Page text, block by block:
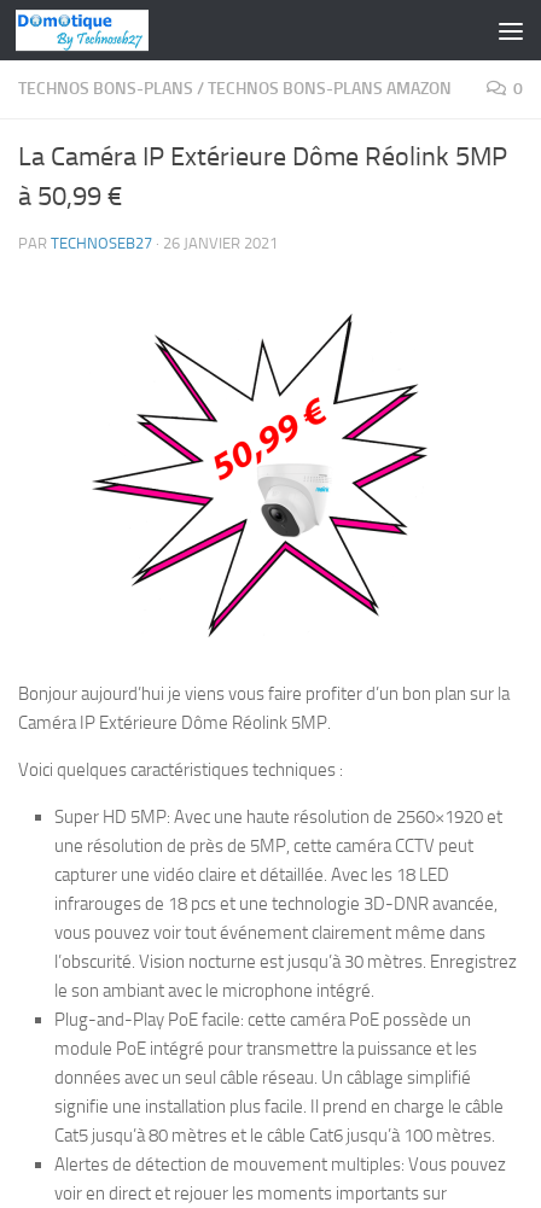
Skip to content
TECHNOS BONS-PLANS /TECHNOS BONS-PLANS AMAZON 0
La Caméra IP Extérieure Dôme Réolink 5MP
à 50,99 €
PAR TECHNOSEB27 · 26 JANVIER 2021
Bonjour aujourd’hui je viens vous faire profiter d’un bon plan sur la
Caméra IP Extérieure Dôme Réolink 5MP.
Voici quelques caractéristiques techniques :
Super HD 5MP: Avec une haute résolution de 2560×1920 et
une résolution de près de 5MP, cette caméra CCTV peut
capturer une vidéo claire et détaillée. Avec les 18 LED
infrarouges de 18 pcs et une technologie 3D-DNR avancée,
vous pouvez voir tout événement clairement même dans
l’obscurité. Vision nocturne est jusqu’à 30 mètres. Enregistrez
le son ambiant avec le microphone intégré.
Plug-and-Play PoE facile: cette caméra PoE possède un
module PoE intégré pour transmettre la puissance et les
données avec un seul câble réseau. Un câblage simplifié
signifie une installation plus facile. Il prend en charge le câble
Cat5 jusqu’à 80 mètres et le câble Cat6 jusqu’à 100 mètres.
Alertes de détection de mouvement multiples: Vous pouvez
voir en direct et rejouer les moments importants sur